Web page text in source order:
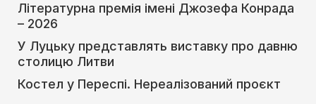
Літературна премія імені Джозефа Конрада
– 2026
У Луцьку представлять виставку про давню
столицю Литви
Костел у Переспі. Нереалізований проєкт